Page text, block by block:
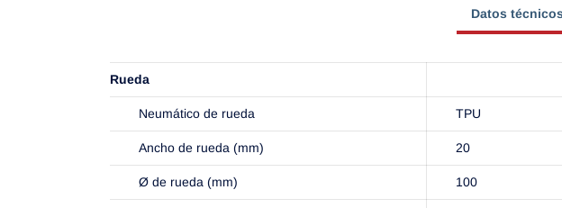
Datos
Rueda
Neumático de rueda TPU
Ancho de rueda (mm) 20
Ø de rueda (mm) 100